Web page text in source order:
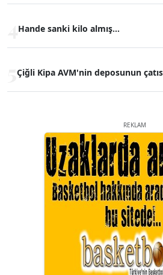
Hande sanki kilo almış...
Çiğli Kipa AVM'nin deposunun
REKLAM